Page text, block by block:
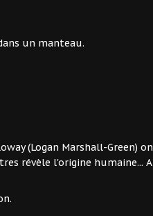
un manteau.
(Logan Marshall-Green)
révèle l'origine humaine...